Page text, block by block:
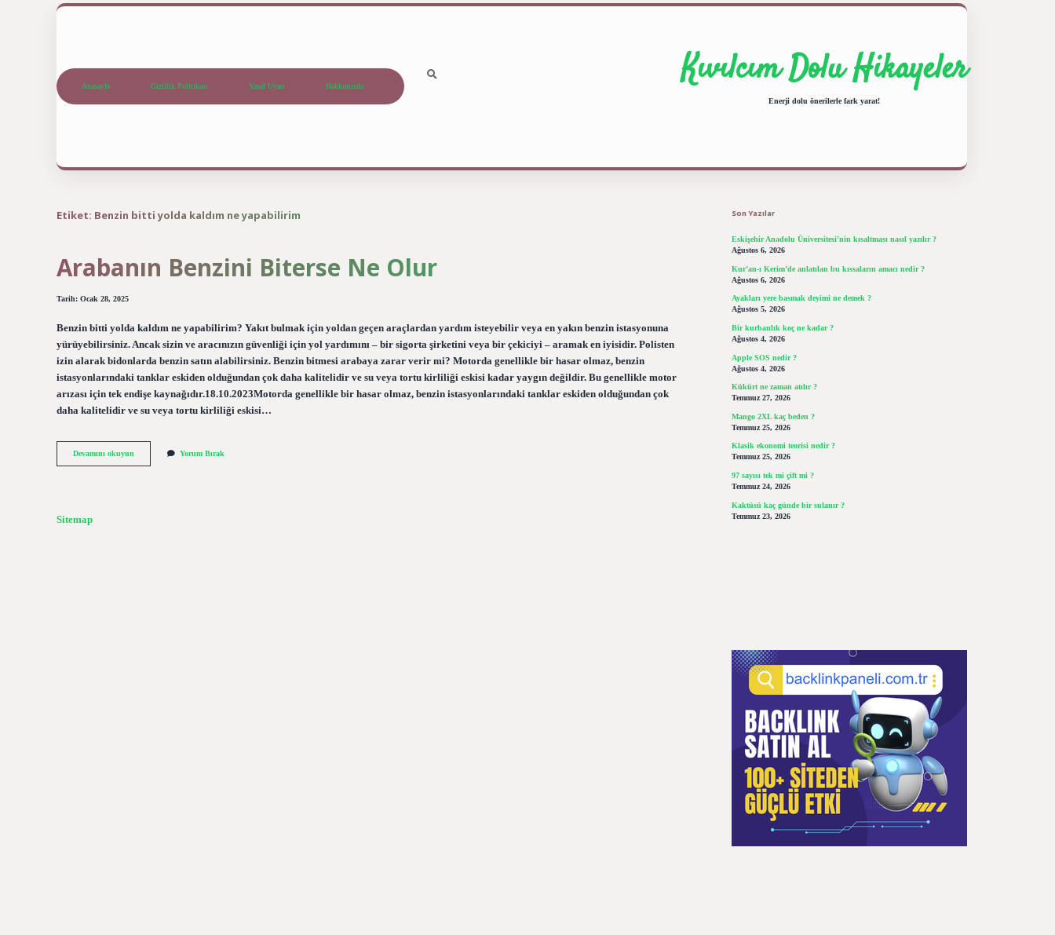
Anasayfa Gizlilik Politikası Yasal Uyarı Hakkımızda Kıvılcım Dolu Hikayeler
Enerji dolu önerilerle fark yarat!
Etiket: Benzin bitti yolda kaldım ne yapabilirim
Arabanın Benzini Biterse Ne Olur
Tarih: Ocak 28, 2025
Benzin bitti yolda kaldım ne yapabilirim? Yakıt bulmak için yoldan geçen araçlardan yardım isteyebilir veya en yakın benzin istasyonuna
yürüyebilirsiniz. Ancak sizin ve aracınızın güvenliği için yol yardımını – bir sigorta şirketini veya bir çekiciyi – aramak en iyisidir. Polisten
izin alarak bidonlarda benzin satın alabilirsiniz. Benzin bitmesi arabaya zarar verir mi? Motorda genellikle bir hasar olmaz, benzin
istasyonlarındaki tanklar eskiden olduğundan çok daha kalitelidir ve su veya tortu kirliliği eskisi kadar yaygın değildir. Bu genellikle motor
arızası için tek endişe kaynağıdır.18.10.2023Motorda genellikle bir hasar olmaz, benzin istasyonlarındaki tanklar eskiden olduğundan çok
daha kalitelidir ve su veya tortu kirliliği eskisi…
Devamını okuyun
Benzini
Yorum Bırak
Sitemap
Son Yazılar
Eskişehir Anadolu Üniversitesi’nin kısaltması nasıl yazılır ?
Ağustos 6, 2026
Kur’an-ı Kerim’de anlatılan bu kıssaların amacı nedir ?
Ağustos 6, 2026
Ayakları yere basmak deyimi ne demek ?
Ağustos 5, 2026
Bir kurbanlık koç ne kadar ?
Ağustos 4, 2026
Apple SOS nedir ?
Ağustos 4, 2026
Kükürt ne zaman atılır ?
Temmuz 27, 2026
Mango 2XL kaç beden ?
Temmuz 25, 2026
Klasik ekonomi teorisi nedir ?
Temmuz 25, 2026
97 sayısı tek mi çift mi ?
Temmuz 24, 2026
Kaktüsü kaç günde bir sulanır ?
Temmuz 23, 2026